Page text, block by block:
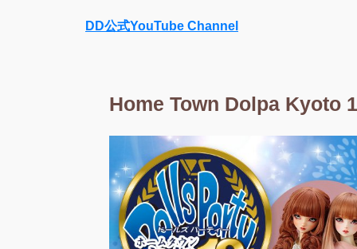
DD公式YouTube Channel
Home Town Dolpa Kyoto